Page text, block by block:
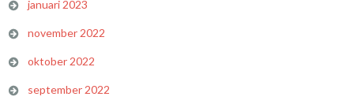
januari 2023
november 2022
oktober 2022
september 2022